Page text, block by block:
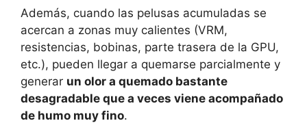
Además, cuando las pelusas acumuladas se
acercan a zonas muy calientes (VRM,
resistencias, bobinas, parte trasera de la GPU,
etc.), pueden llegar a quemarse parcialmente y
generar un olor a quemado bastante
desagradable que a veces viene acompañado
de humo muy fino.